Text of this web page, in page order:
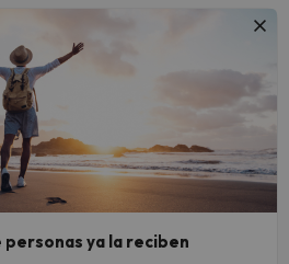
personas ya la reciben